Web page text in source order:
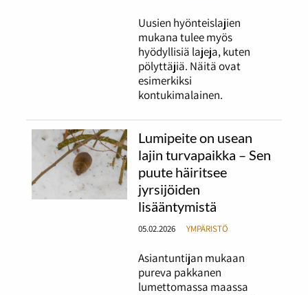
Uusien hyönteislajien
mukana tulee myös
hyödyllisiä lajeja, kuten
pölyttäjiä. Näitä ovat
esimerkiksi
kontukimalainen.
Lumipeite on usean
lajin turvapaikka – Sen
puute häiritsee
jyrsijöiden
lisääntymistä
05.02.2026 YMPÄRISTÖ
Asiantuntijan mukaan
pureva pakkanen
lumettomassa maassa